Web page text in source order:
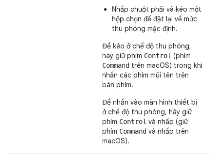
Nhấp chuột phải và kéo một
hộp chọn để đặt lại về mức
thu phóng mặc định.
Để kéo ở chế độ thu phóng,
hãy giữ phím Control (phím
Command trên macOS) trong khi
nhấn các phím mũi tên trên
bàn phím.
Để nhấn vào màn hình thiết bị
ở chế độ thu phóng, hãy giữ
phím Control và nhấp (giữ
phím Command và nhấp trên
macOS).